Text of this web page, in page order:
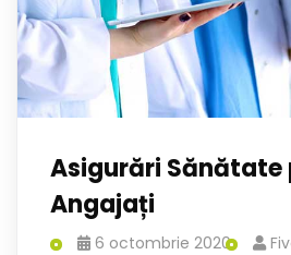
Asigurări Sănătate
Angajați
6 octombrie 2020